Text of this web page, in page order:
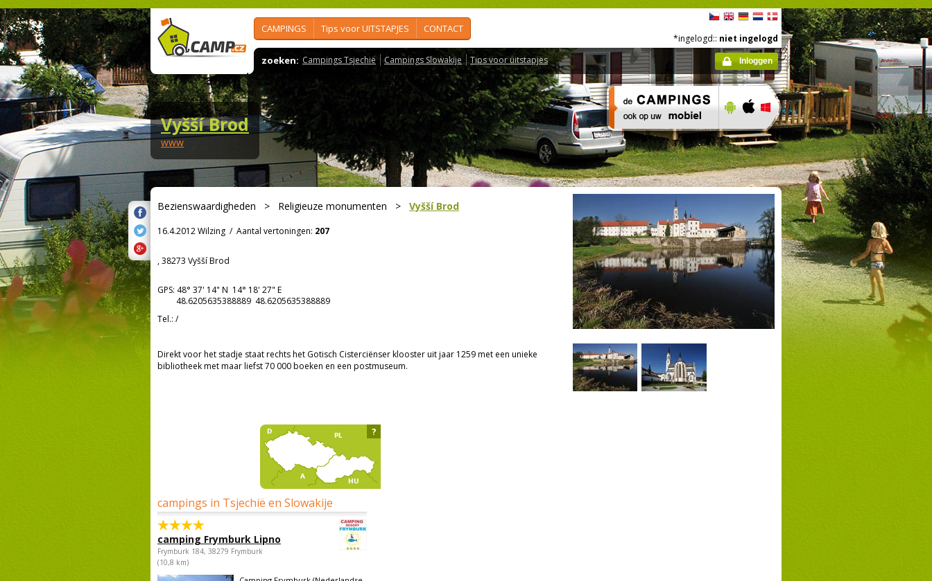
CAMPINGS Tips voor UITSTAPJES CONTACT
zoeken: Campings Tsjechië Campings Slowakije Tips voor uitstapjes
*ingelogd:: niet ingelogd
Inloggen
Vyšší Brod
www
Bezienswaardigheden > Religieuze monumenten > Vyšší Brod
16.4.2012 Wilzing / Aantal vertoningen: 207
, 38273 Vyšší Brod
GPS: 48° 37' 14" N 14° 18' 27" E
48.6205635388889 48.6205635388889
Tel.: /
Direkt voor het stadje staat rechts het Gotisch Cisterciënser klooster uit jaar 1259 met een unieke
bibliotheek met maar liefst 70 000 boeken en een postmuseum.
campings in Tsjechië en Slowakije
camping Frymburk Lipno
Frymburk 184, 38279 Frymburk
(10,8 km)
?